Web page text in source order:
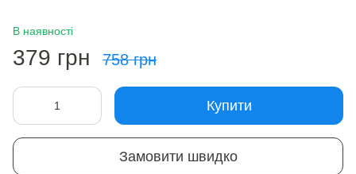
В наявності
379 грн 758 грн
Купити
Замовити швидко